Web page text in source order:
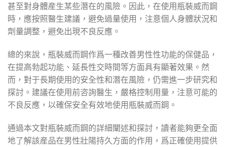
甚至對身體産生某些潛在的風險。因此，在使用瓶裝威而鋼
時，應按照醫生建議，避免過量使用，注意個人身體狀況和
劑量調整，避免出現不良反應。
總的來說，瓶裝威而鋼作爲一種改善男性性功能的保健品，
在提高勃起功能、延長性交時間等方面具有顯著效果。然
而，對于長期使用的安全性和潛在風險，仍需進一步研究和
探討。建議在使用前咨詢醫生，嚴格控制用量，注意可能的
不良反應，以確保安全有效地使用瓶裝威而鋼。
通過本文對瓶裝威而鋼的詳細闡述和探討，讀者能夠更全面
地了解該産品在男性壯陽持久方面的作用，爲正確使用提供